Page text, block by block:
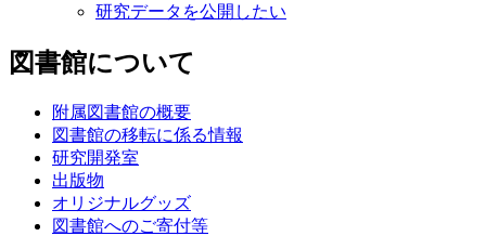
研究データを公開したい
図書館について
附属図書館の概要
図書館の移転に係る情報
研究開発室
出版物
オリジナルグッズ
図書館へのご寄付等